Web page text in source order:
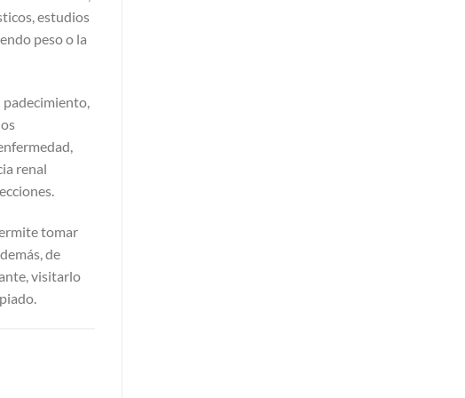
estudios
peso o la
padecimiento,
renal
tomar
de
visitarlo